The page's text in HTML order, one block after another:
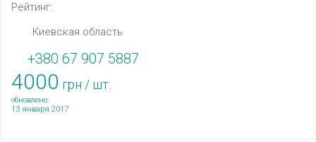
Рейтинг:
Киевская область
+380 67 907 5887
4000 грн / шт.
обновлено:
13 января 2017